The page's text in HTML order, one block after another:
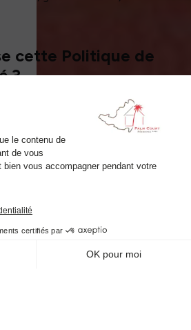
cette Politique de
?
à tous nos services (les
bar-restaurant, spa et
site internet
https://www.sxm-
Site »).
ayant recours à nos
Données ?